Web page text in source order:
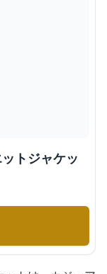
トジャケッ